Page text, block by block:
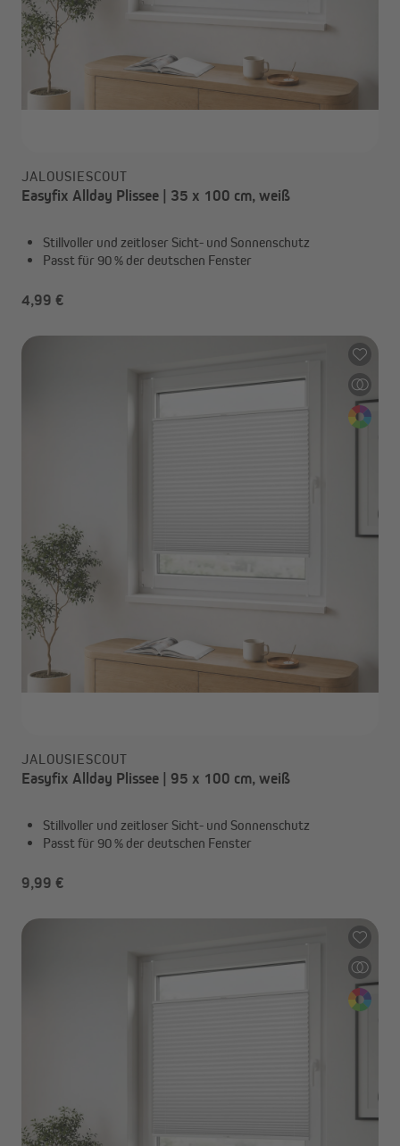
JALOUSIESCOUT
Easyfix Allday Plissee | 35 x 100 cm, weiß
Stillvoller und zeitloser Sicht- und Sonnenschutz
Passt für 90 % der deutschen Fenster
4,99 €
JALOUSIESCOUT
Easyfix Allday Plissee | 95 x 100 cm, weiß
Stillvoller und zeitloser Sicht- und Sonnenschutz
Passt für 90 % der deutschen Fenster
9,99 €